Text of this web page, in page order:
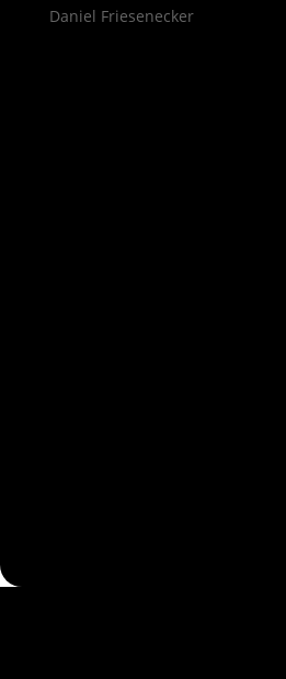
Daniel Friesenecker